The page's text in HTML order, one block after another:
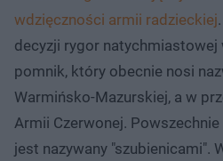
wdzięczności armii radzieckiej
decyzji rygor natychmiastowej
pomnik, który obecnie nosi
Warmińsko-Mazurskiej, a w
Armii Czerwonej.
jest nazywany "szubienicami".